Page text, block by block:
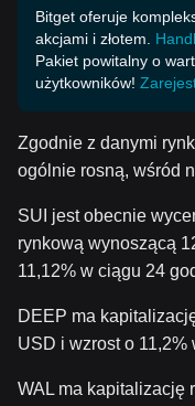
Bitget oferuje
akcjami i złotem.
Pakiet powitalny o
użytkowników!
Zgodnie z danymi
ogólnie rosną, wśród
SUI jest obecnie
rynkową wynoszącą
11,12% w ciągu 24
DEEP ma
USD i wzrost o 11,2%
WAL ma kapitalizację